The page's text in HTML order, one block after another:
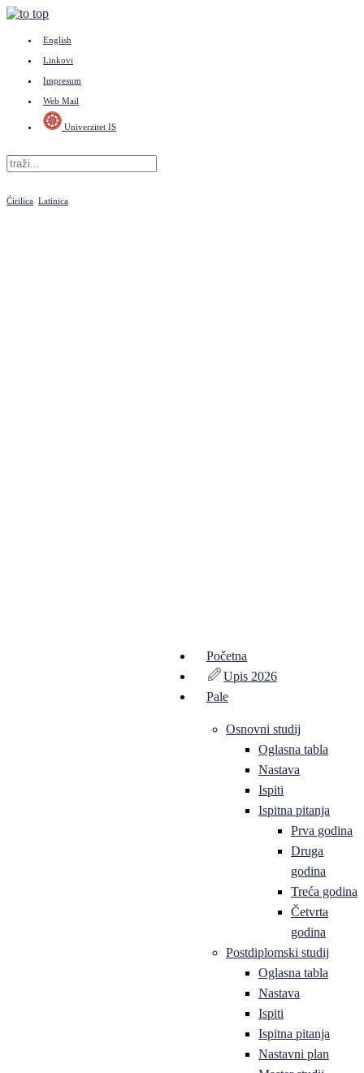
English
Linkovi
Impresum
Web Mail
Univerzitet IS
Ćirilica Latinica
Početna
Upis 2026
Pale
Osnovni studij
Oglasna tabla
Nastava
Ispiti
Ispitna pitanja
Prva godina
Druga
godina
Treća godina
Četvrta
godina
Postdiplomski studij
Oglasna tabla
Nastava
Ispiti
Ispitna pitanja
Nastavni plan